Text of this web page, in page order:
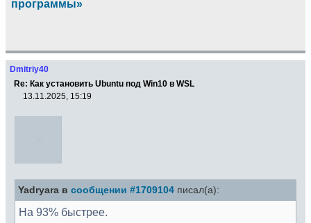
программы»
Dmitriy40
Re: Как установить Ubuntu под Win10 в WSL
13.11.2025, 15:19
Yadryara в сообщении #1709104 писал(а):
На 93% быстрее.